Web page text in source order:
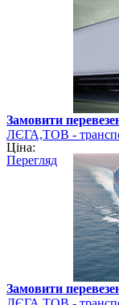
Замовити
ЛЄГА,ТОВ -
Ціна:
Перегляд
Замовити